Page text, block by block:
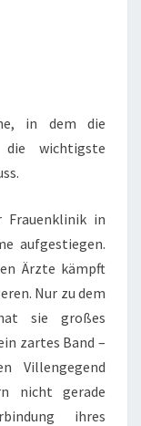
in dem die
wichtigste
in
aufgestiegen.
Ärzte kämpft
Nur zu dem
sie großes
zartes Band –
Villengegend
nicht gerade
ihres